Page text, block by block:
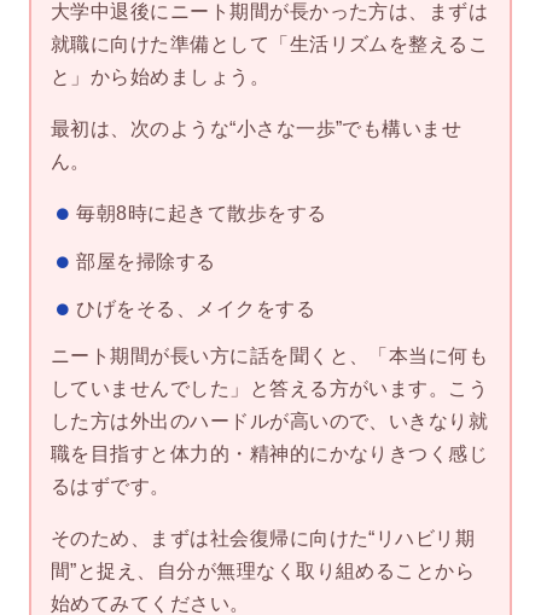
大学中退後にニート期間が長かった方は、まずは
就職に向けた準備として「生活リズムを整えるこ
と」から始めましょう。
最初は、次のような“小さな一歩”でも構いませ
ん。
毎朝8時に起きて散歩をする
部屋を掃除する
ひげをそる、メイクをする
ニート期間が長い方に話を聞くと、「本当に何も
していませんでした」と答える方がいます。こう
した方は外出のハードルが高いので、いきなり就
職を目指すと体力的・精神的にかなりきつく感じ
るはずです。
そのため、まずは社会復帰に向けた“リハビリ期
間”と捉え、自分が無理なく取り組めることから
始めてみてください。